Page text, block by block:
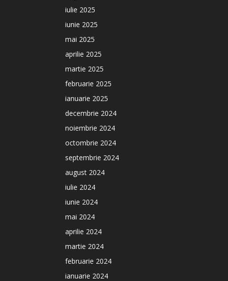
iulie 2025
iunie 2025
mai 2025
aprilie 2025
martie 2025
februarie 2025
ianuarie 2025
decembrie 2024
noiembrie 2024
octombrie 2024
septembrie 2024
august 2024
iulie 2024
iunie 2024
mai 2024
aprilie 2024
martie 2024
februarie 2024
ianuarie 2024